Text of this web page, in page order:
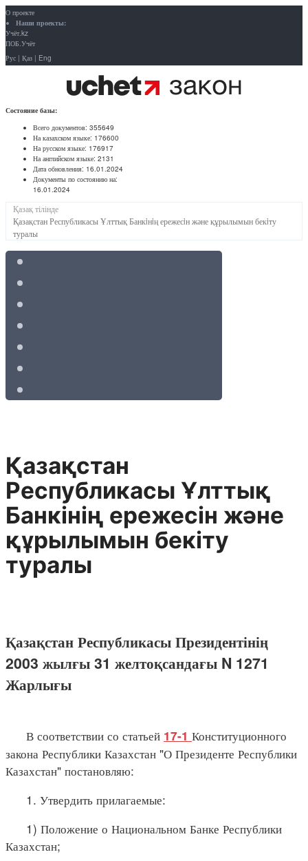
О проекте
Наши проекты:
Учёт.kz
ПОБ.Учёт
Рус | Қаз | Eng
Состояние базы:
Всего документов: 355649
На казахском языке: 176600
На русском языке: 176917
На английском языке: 2131
Дата обновления: 16.01.2024
Документы по состоянию на:
16.01.2024
Қазақ тілінде
Қазақстан Республикасы Ұлттық Банкiнiң ережесiн және құрылымын бекiту
туралы
Қазақстан
Республикасы Ұлттық
Банкiнiң ережесiн және
құрылымын бекiту
туралы
Қазақстан Республикасы Президентінің
2003 жылғы 31 желтоқсандағы N 1271
Жарлығы
В соответствии со статьей 17-1 Конституционного
закона Республики Казахстан "О Президенте Республики
Казахстан" постановляю:
1. Утвердить прилагаемые:
1) Положение о Национальном Банке Республики
Казахстан;